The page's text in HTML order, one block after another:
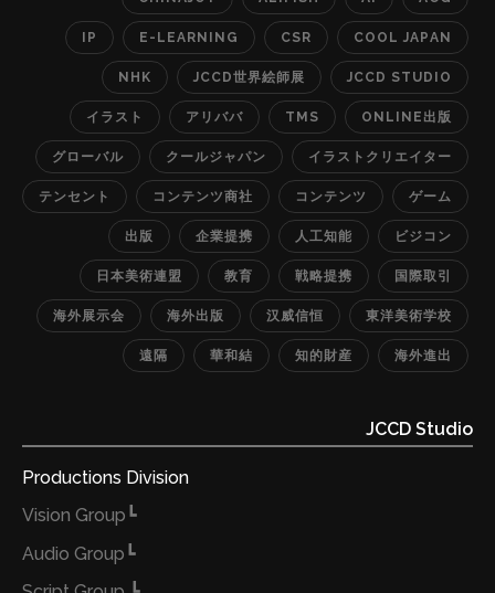
徴： ①紙媒体出版物より製作時間が遥かに速い ②紙媒体
出版より高いロイヤルティー ③1コース辺りの平均単価
が高い ④販売期間が永久的、内容の追加更新も随時可能
⑤音声や映像からの表現ができるので、紙媒体より表現
が豊富 ⑥5つのプラットフォーム、3つの言語、13カ国の
ユーザーに提供 ■出展チラシダウンロード：
http://kawayuii.com/download/JCCD_Studio_Cool_J
apan.pdf ■お問合わせ先： ◇ JCCD Studio グローバル
Online出版事業部 ◇ Email: Hi@jccd-s.com ◇ HP：
http://jccd.com/ ■関連ニュース： ◇ 新たなグローバ
ル“出版”のカタチ。世界に向けたe-Learning事業が「第
14回日本e-Learning大賞クール・ジャパン特別部門賞」
https://prtimes.jp/main/html/rd/p/000000007.000
025695.html ■取材に関するお問合せ先： ◇ 華和結ホ
ールディングス-Kawayuii Holdings(HongKong) Ltd.
お問い合わせ先： ◇ JCCD Studio e-Learning事業部
◇ Email: Hi@jccd-s.com 『本プレスリリースPDF』
https://prtimes.jp/a/?f=d25695-20171027-3627.pdf
COOL JAPAN
CSR
E-LEARNING
IP
JCCD STUDIO
JCCD世界絵師展
NHK
ONLINE出版
TMS
アリババ
イラスト
イラストクリエイター
クールジャパン
グローバル
ゲーム
コンテンツ
コンテンツ商社
テンセント
ビジコン
人工知能
企業提携
出版
国際取引
戦略提携
教育
日本美術連盟
東洋美術学校
汉威信恒
海外出版
海外展示会
海外進出
知的財産
華和結
遠隔
JCCD Studio
Productions Division
┗Vision Group
┗Audio Group